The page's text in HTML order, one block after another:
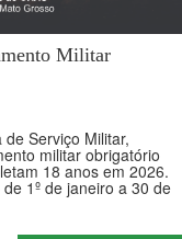
Militar
Serviço Militar,
militar obrigatório
18 anos em 2026.
1º de janeiro a 30 de